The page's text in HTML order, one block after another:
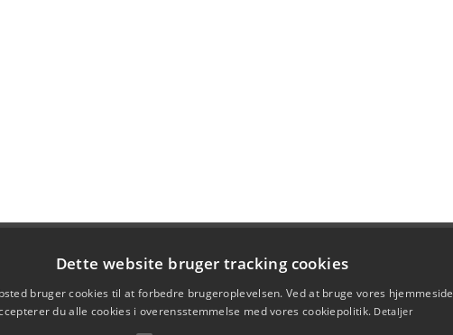
Dette website bruger tracking cookies
bruger cookies til at forbedre brugeroplevelsen. Ved at bruge vores hjemmeside
du alle cookies i overensstemmelse med vores cookiepolitik. Detaljer